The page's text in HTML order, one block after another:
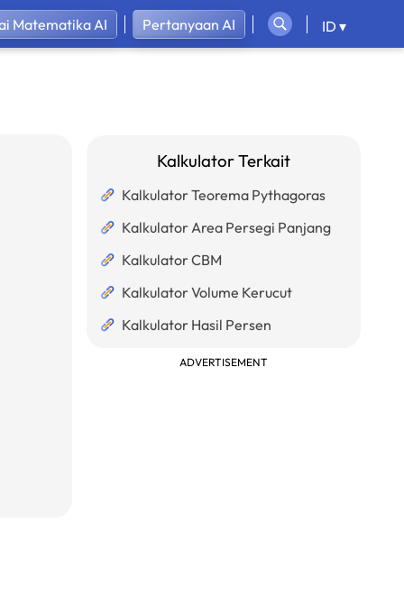
Matematika AI Pertanyaan AI ID ▾
Kalkulator Terkait
Kalkulator Teorema Pythagoras
Kalkulator Area Persegi Panjang
Kalkulator CBM
Kalkulator Volume Kerucut
Kalkulator Hasil Persen
ADVERTISEMENT